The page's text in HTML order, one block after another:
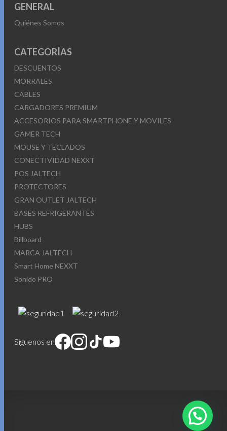
GENERAL
Quiénes Somos
CATEGORÍAS
DESCUENTOS
MORRALES
CABLES
CARGADORES PREMIUM
ACCESORIOS PARA SMARTPHONE Y MOVILES
GAMER TECH
MOUSE Y TECLADOS
CONECTIVIDAD NEXXT
POS JALTECH
PROTECTORES
GRAN OUTLET JALTECH
BASES REFRIGERANTES
HUBS
Billboard
MARCA JALTECH
Smart Home NEXXT
Sonido PRO
Síguenos en